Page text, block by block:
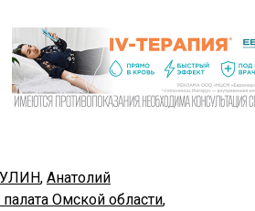
, Анатолий
Омской области,